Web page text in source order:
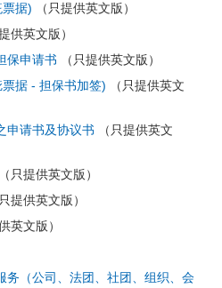
据)
（只提供英文版）
供英文版）
保申请书
（只提供英文版）
据 - 担保书加签)
（只提供英文
申请书及协议书
（只提供英文
（只提供英文版）
只提供英文版）
英文版）
务（公司、法团、社团、组织、会